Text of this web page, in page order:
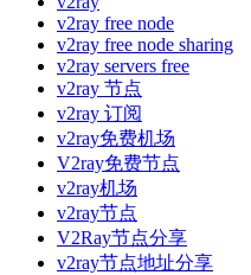
v2ray free node
v2ray free node sharing
v2ray servers free
v2ray 节点
v2ray 订阅
v2ray免费机场
V2ray免费节点
v2ray机场
v2ray节点
V2Ray节点分享
v2ray节点地址分享